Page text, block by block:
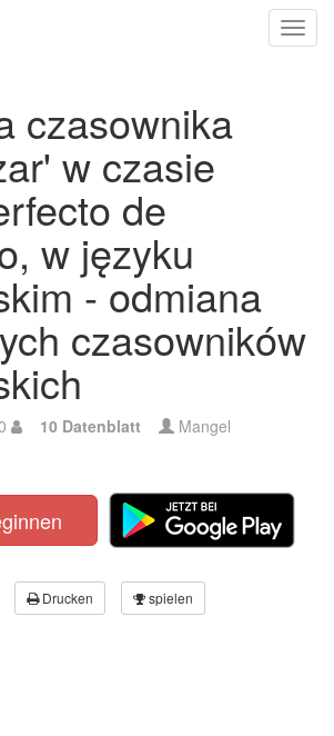
czasownika
w czasie
de
w języku
- odmiana
czasowników
10 Datenblatt Mangel
Drucken spielen